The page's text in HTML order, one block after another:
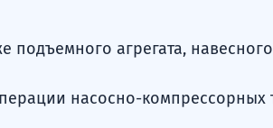
подъемного агрегата,
насосно-компрессорных